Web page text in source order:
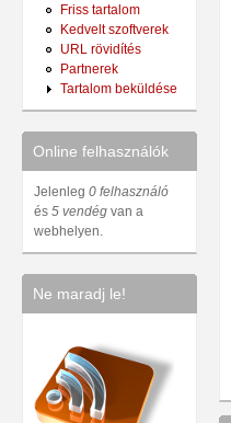
Friss tartalom
Kedvelt szoftverek
URL rövidítés
Partnerek
Tartalom beküldése
Online felhasználók
Jelenleg 0 felhasználó
és 5 vendég van a
webhelyen.
Ne maradj le!